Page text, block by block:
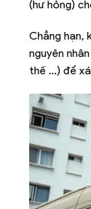
(hư hỏng)
Chẳng hạn,
nguyên
thế …) để